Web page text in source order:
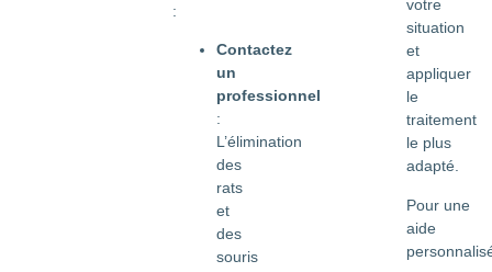
:
Contactez
un
professionnel
:
L’élimination
des
rats
et
des
souris
votre
situation
et
appliquer
le
traitement
le plus
adapté.
Pour une
aide